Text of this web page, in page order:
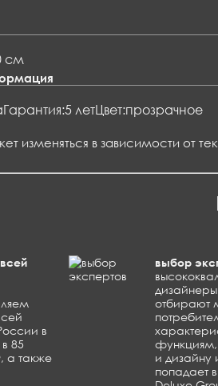
см
Гарантия:5 летЦвет:прозрачное
изменяться в зависимости от
в
85
а также
выбор
дизайнеры
отбирают
функциям,
и дизайну
попадает